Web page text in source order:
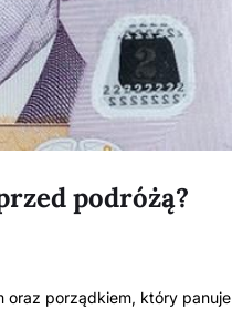
podróżą?
oraz porządkiem, który panuje